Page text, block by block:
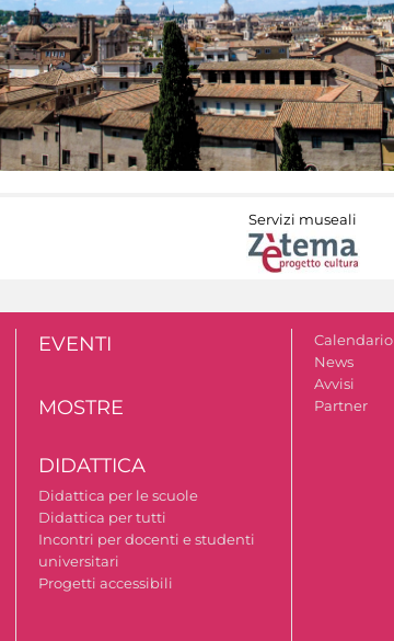
Servizi museali
EVENTI
MOSTRE
DIDATTICA
Didattica per le scuole
Didattica per tutti
Incontri per docenti e studenti
universitari
Progetti accessibili
Calendario
News
Avvisi
Partner